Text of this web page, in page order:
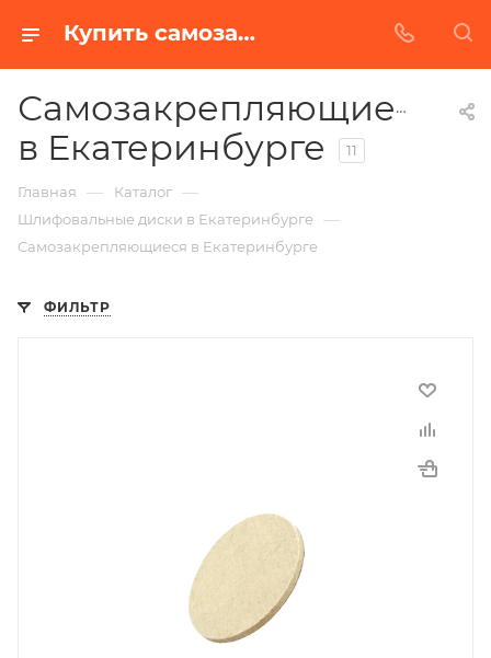
Купить самозакрепляющиеся в Екатеринбурге | Низкая цена от производителя
Самозакрепляющиеся
в Екатеринбурге
11
Главная — Каталог —
Шлифовальные диски в Екатеринбурге —
Самозакрепляющиеся в Екатеринбурге
ФИЛЬТР